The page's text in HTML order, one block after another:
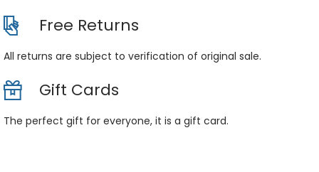
Free Returns
All returns are subject to verification of original sale.
Gift Cards
The perfect gift for everyone, it is a gift card.